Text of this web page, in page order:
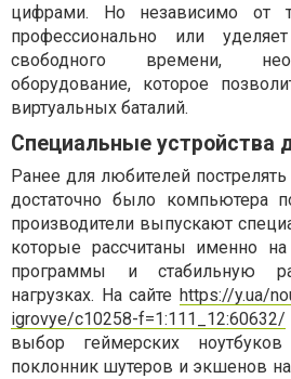
цифрами. Но независимо от
профессионально или
свободного времени,
оборудование, которое
виртуальных баталий.
Специальные устройства
Ранее для любителей
достаточно было компьютера
производители выпускают
которые рассчитаны именно
программы и стабильную
нагрузках. На сайте https://y.ua/
igrovye/c10258-f=1:111_12:60632/
выбор геймерских
поклонник шутеров и экшенов